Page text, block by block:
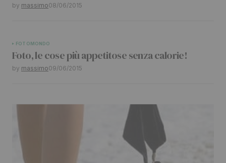
by massimo08/06/2015
FOTOMONDO
Foto, le cose più appetitose senza calorie!
by massimo09/06/2015